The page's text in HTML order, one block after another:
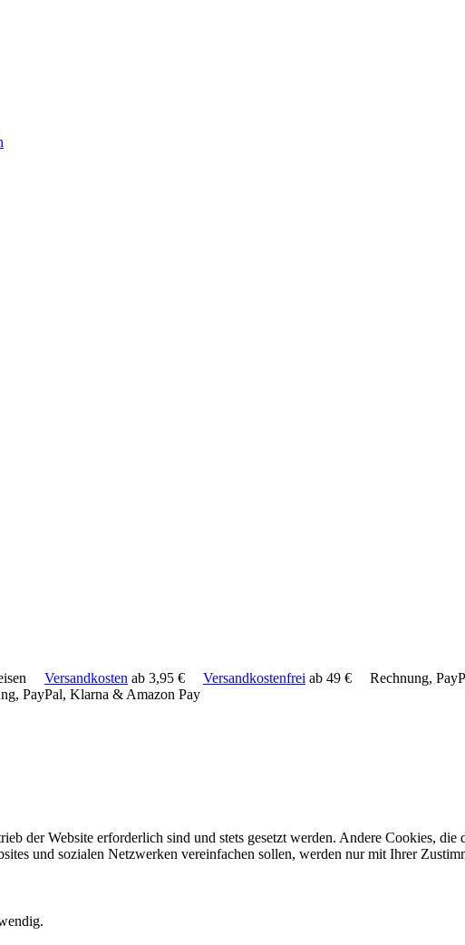
Versandkosten ab 3,95 € Versandkostenfrei ab 49 €
Rechnung,
PayPal, Klarna & Amazon Pay
der Website erforderlich sind und stets gesetzt werden. Andere Cookies,
und sozialen Netzwerken vereinfachen sollen, werden nur mit Ihrer